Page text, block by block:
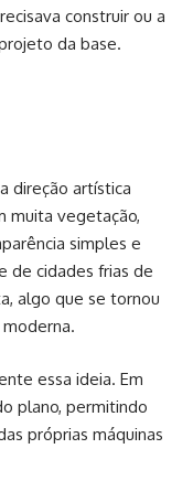
construir ou a
da base.
direção artística
muita vegetação,
simples e
de cidades frias de
algo que se tornou
essa ideia. Em
plano, permitindo
próprias máquinas